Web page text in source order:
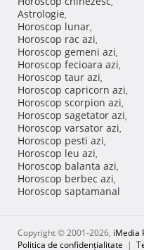
Astrologie,
Horoscop lunar,
Horoscop rac azi,
Horoscop gemeni azi,
Horoscop fecioara azi,
Horoscop taur azi,
Horoscop capricorn azi,
Horoscop scorpion azi,
Horoscop sagetator azi,
Horoscop varsator azi,
Horoscop pesti azi,
Horoscop leu azi,
Horoscop balanta azi,
Horoscop berbec azi,
Horoscop saptamanal
Copyright © 2001-2026, iMedia
Politica de confidențialitate |